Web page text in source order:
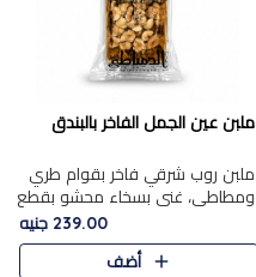
ملبن عين الجمل الفاخر بالبندق
ملبن روب شرقي فاخر بقوام طري
ومطاطي، غني بسخاء محشو بقطع
عين الجمل والبندق المحمص التي
تضيف قرمشة مميزة مُرضية
ونكهة جوزية غنية في كل
239.00 جنيه
أضف